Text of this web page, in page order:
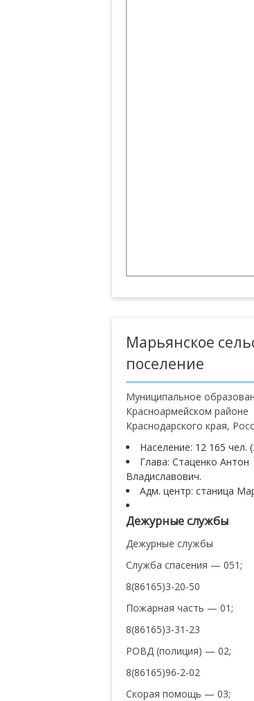
Марьянское
поселение
Муниципальное
Красноармейском районе
Краснодарского края,
Население: 12 165 чел.
Глава: Стаценко Антон
Владиславович.
Адм. центр: станица
Дежурные службы
Дежурные службы
Служба спасения — 051;
8(86165)3-20-50
Пожарная часть — 01;
8(86165)3-31-23
РОВД (полиция) — 02;
8(86165)96-2-02
Скорая помощь — 03;